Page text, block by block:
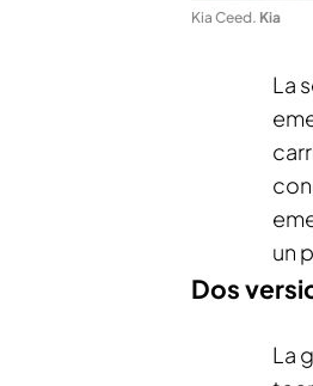
Kia Ceed. Kia
La
un
Dos
La